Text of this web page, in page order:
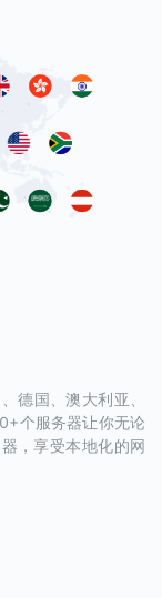
德国、澳大利亚、
个服务器让你无论
，享受本地化的网